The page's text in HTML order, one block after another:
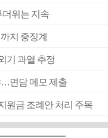
더위는 지속
지 중징계
기 과열 추정
…면담 메모 제출
원금 조례안 처리 주목